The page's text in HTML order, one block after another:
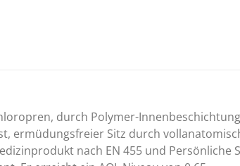
durch Polymer-
ermüdungsfreier Sitz durch
nach EN 455 und Persönliche